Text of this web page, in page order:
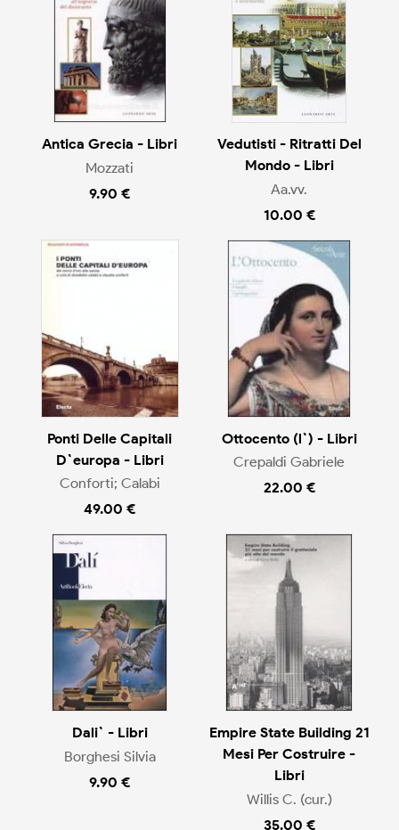
Antica Grecia - Libri
Mozzati
9.90 €
Vedutisti - Ritratti Del
Mondo - Libri
Aa.vv.
10.00 €
Ponti Delle Capitali
D`europa - Libri
Conforti; Calabi
49.00 €
Ottocento (l`) - Libri
Crepaldi Gabriele
22.00 €
Dali` - Libri
Borghesi Silvia
9.90 €
Empire State Building 21
Mesi Per Costruire -
Libri
Willis C. (cur.)
35.00 €